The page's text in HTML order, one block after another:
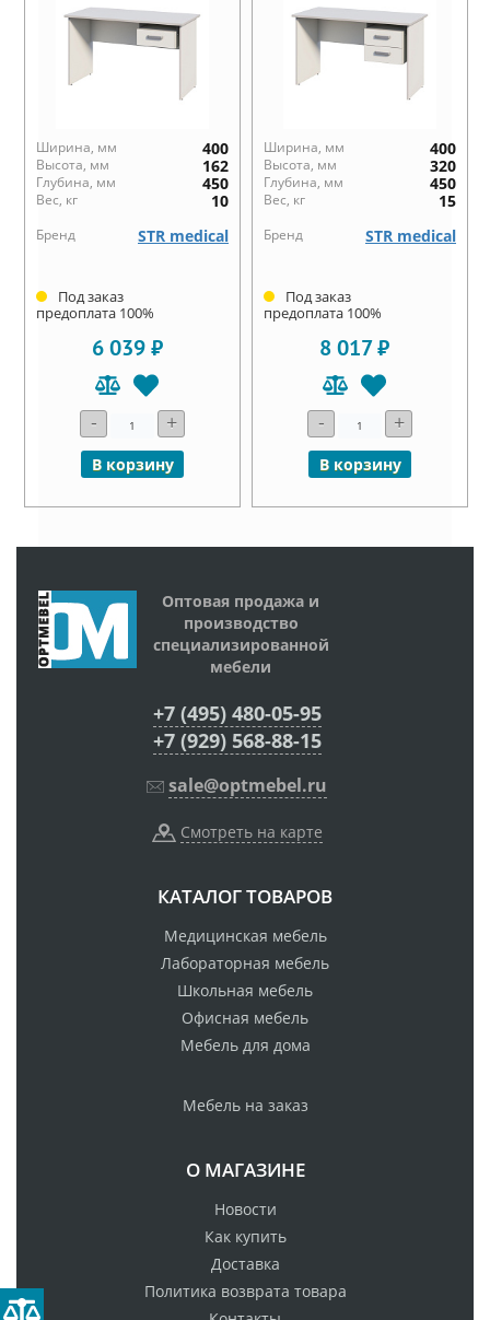
Ширина, мм 400
Высота, мм 162
Глубина, мм 450
Вес, кг 10
Бренд STR medical
Под заказ
предоплата 100%
6 039 ₽
- +
В корзину
Ширина, мм 400
Высота, мм 320
Глубина, мм 450
Вес, кг 15
Бренд STR medical
Под заказ
предоплата 100%
8 017 ₽
- +
В корзину
Оптовая продажа и
производство
специализированной
мебели
+7 (495) 480-05-95
+7 (929) 568-88-15
sale@optmebel.ru
Смотреть на карте
КАТАЛОГ ТОВАРОВ
Медицинская мебель
Лабораторная мебель
Школьная мебель
Офисная мебель
Мебель для дома
Мебель на заказ
О МАГАЗИНЕ
Новости
Как купить
Доставка
Политика возврата товара